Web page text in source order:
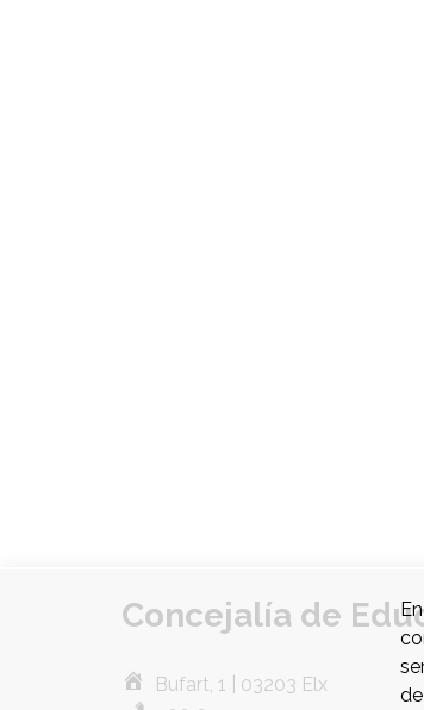
Concejalía de
Bufart, 1 | 03203 Elx